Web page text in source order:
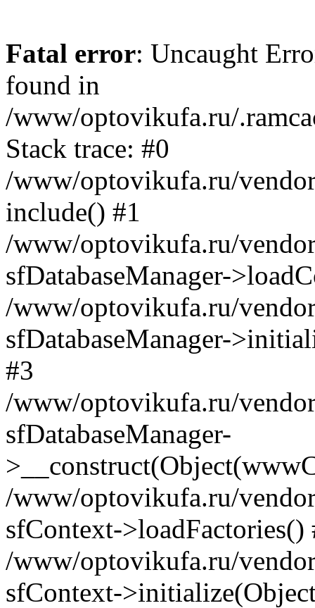
Fatal error: Uncaught
found in
/www/optovikufa.ru/
Stack trace: #0
/www/optovikufa.ru/
include() #1
/www/optovikufa.ru/
sfDatabaseManager-
/www/optovikufa.ru/
sfDatabaseManager-
#3
/www/optovikufa.ru/
sfDatabaseManager-
/www/optovikufa.ru/
sfContext->loadFactories()
/www/optovikufa.ru/
sfContext-